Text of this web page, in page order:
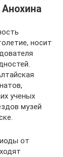
носит
ученых
музей
от